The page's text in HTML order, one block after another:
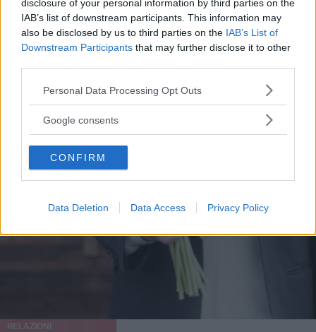
disclosure of your personal information by third parties on the
IAB’s list of downstream participants. This information may
also be disclosed by us to third parties on the IAB’s List of
Downstream Participants that may further disclose it to other
Please note that this website/app uses one or more Google
not limited to your visit or usage behaviour. You may click to
use your data for below specified purposes in below Google
consent section.
Personal Data Processing Opt Outs
Google consents
CONFIRM
Data Deletion Data Access Privacy Policy
RELAZIONI